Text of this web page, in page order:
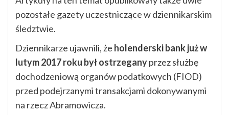
pozostałe gazety uczestniczące w dziennikarskim
śledztwie.
Dziennikarze ujawnili, że holenderski bank już w
lutym 2017 roku był ostrzeganyprzez służbę
dochodzeniową organów podatkowych (FIOD)
przed podejrzanymi transakcjami dokonywanymi
na rzecz Abramowicza.